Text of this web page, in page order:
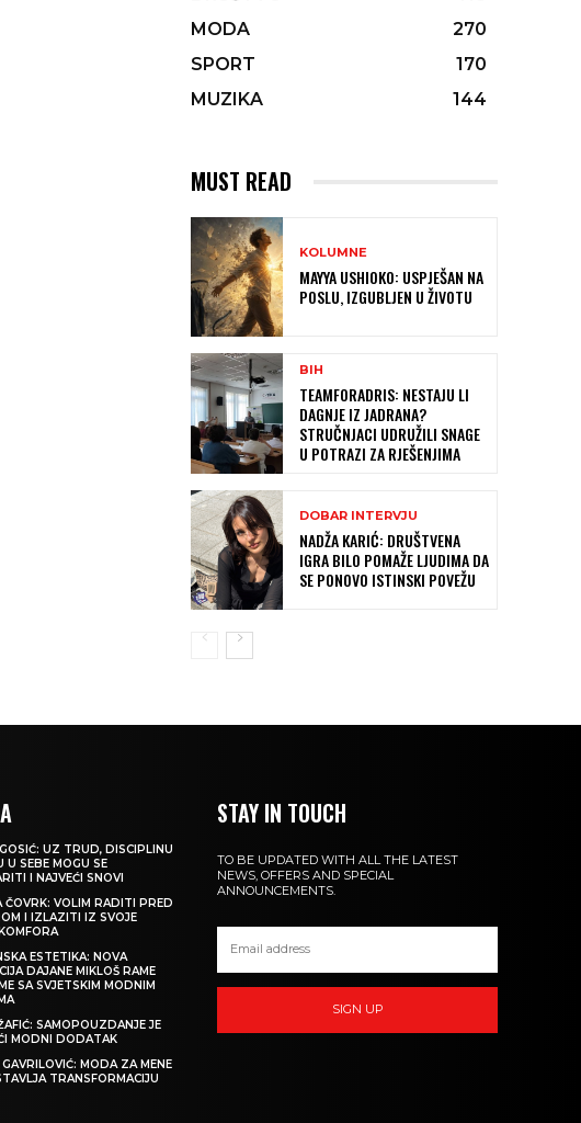
MODA
270
SPORT
170
MUZIKA
144
MUST READ
KOLUMNE
MAYYA USHIOKO: USPJEŠAN NA
POSLU, IZGUBLJEN U ŽIVOTU
BIH
TEAMFORADRIS: NESTAJU LI
DAGNJE IZ JADRANA?
STRUČNJACI UDRUŽILI SNAGE
U POTRAZI ZA RJEŠENJIMA
DOBAR INTERVJU
NADŽA KARIĆ: DRUŠTVENA
IGRA BILO POMAŽE LJUDIMA DA
SE PONOVO ISTINSKI POVEŽU
UZ TRUD, DISCIPLINU
U SEBE MOGU SE
I NAJVEĆI SNOVI
ČOVRK: VOLIM RADITI PRED
I IZLAZITI IZ SVOJE
ESTETIKA: NOVA
DAJANE MIKLOŠ RAME
SA SVJETSKIM MODNIM
SAMOPOUZDANJE JE
MODNI DODATAK
GAVRILOVIĆ: MODA ZA MENE
TRANSFORMACIJU
STAY IN TOUCH
TO BE UPDATED WITH ALL THE LATEST
NEWS, OFFERS AND SPECIAL
ANNOUNCEMENTS.
SIGN UP